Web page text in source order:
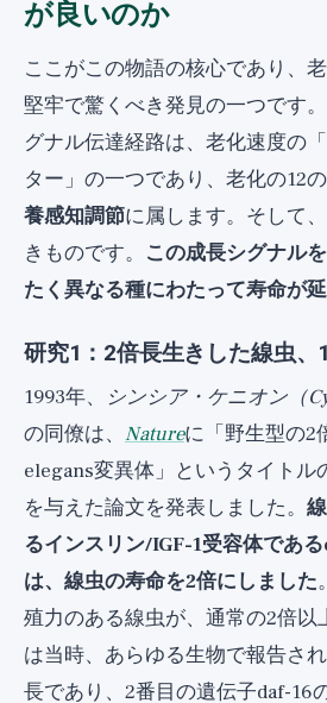
が良いのか
ここがこの物語の核心であり、
堅牢で驚くべき発見の一つです
グナル伝達経路は、老化速度の
ター」の一つであり、老化の12
養感知調節に属します。そして
きものです。 この成長シグナル
たく異なる種にわたって寿命が
研究1：2倍長生きした線虫、
1993年、 シンシア・ケニオン（
の同僚は、 Natureに「野生型の2
elegans変異体」というタイトル
を与えた論文を発表しました。
るインスリン/IGF-1受容体であ
は、線虫の寿命を2倍にしました
殖力のある線虫が、通常の2倍以
は当時、あらゆる生物で報告さ
長であり、2番目の遺伝子daf-16